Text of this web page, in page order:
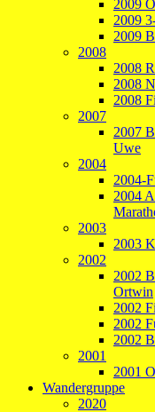
2009
2009
2009
2008
2008
2008
2008
2007
2007
Uwe
2004
2004-
2004
2003
2003
2002
2002
Ortwin
2002
2002
2002
2001
2001
Wandergruppe
2020